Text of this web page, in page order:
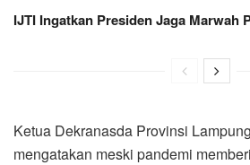
IJTI Ingatkan Presiden Jaga Marwah
Ketua Dekranasda Provinsi
mengatakan meski pandemi